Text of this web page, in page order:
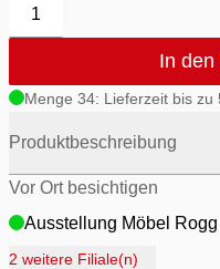
1
In den
Menge 34: Lieferzeit bis zu
Produktbeschreibung
Vor Ort besichtigen
Ausstellung Möbel
Ausstellung Rogg
2 weitere Filiale(n)